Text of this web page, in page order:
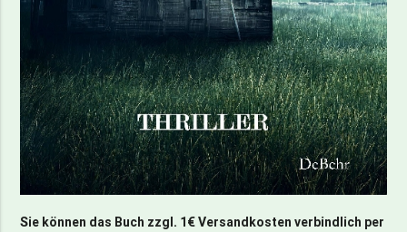
Sie können das Buch zzgl. 1€ Versandkosten verbindlich per